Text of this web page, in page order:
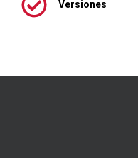
Versiones